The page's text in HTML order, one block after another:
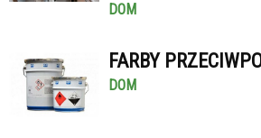
DOM
FARBY
DOM